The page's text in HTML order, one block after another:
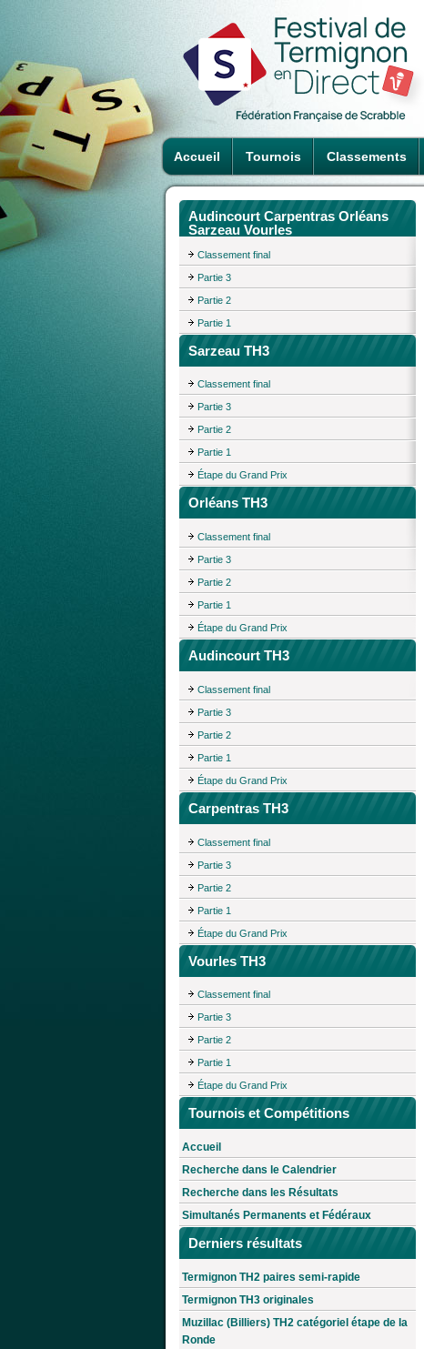
Accueil Tournois Classements
Audincourt Carpentras Orléans
Sarzeau Vourles
Classement final
Partie 3
Partie 2
Partie 1
Sarzeau TH3
Classement final
Partie 3
Partie 2
Partie 1
Étape du Grand Prix
Orléans TH3
Classement final
Partie 3
Partie 2
Partie 1
Étape du Grand Prix
Audincourt TH3
Classement final
Partie 3
Partie 2
Partie 1
Étape du Grand Prix
Carpentras TH3
Classement final
Partie 3
Partie 2
Partie 1
Étape du Grand Prix
Vourles TH3
Classement final
Partie 3
Partie 2
Partie 1
Étape du Grand Prix
Tournois et Compétitions
Accueil
Recherche dans le Calendrier
Recherche dans les Résultats
Simultanés Permanents et Fédéraux
Derniers résultats
Termignon TH2 paires semi-rapide
Termignon TH3 originales
Muzillac (Billiers) TH2 catégoriel étape de la
Ronde